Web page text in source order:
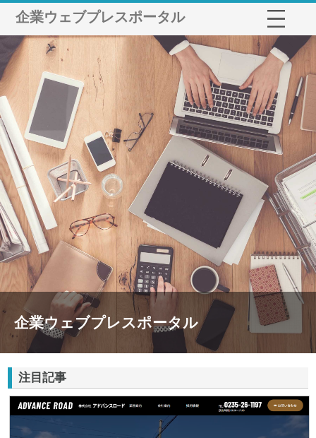
企業ウェブプレスポータル
企業ウェブプレスポータル
注目記事